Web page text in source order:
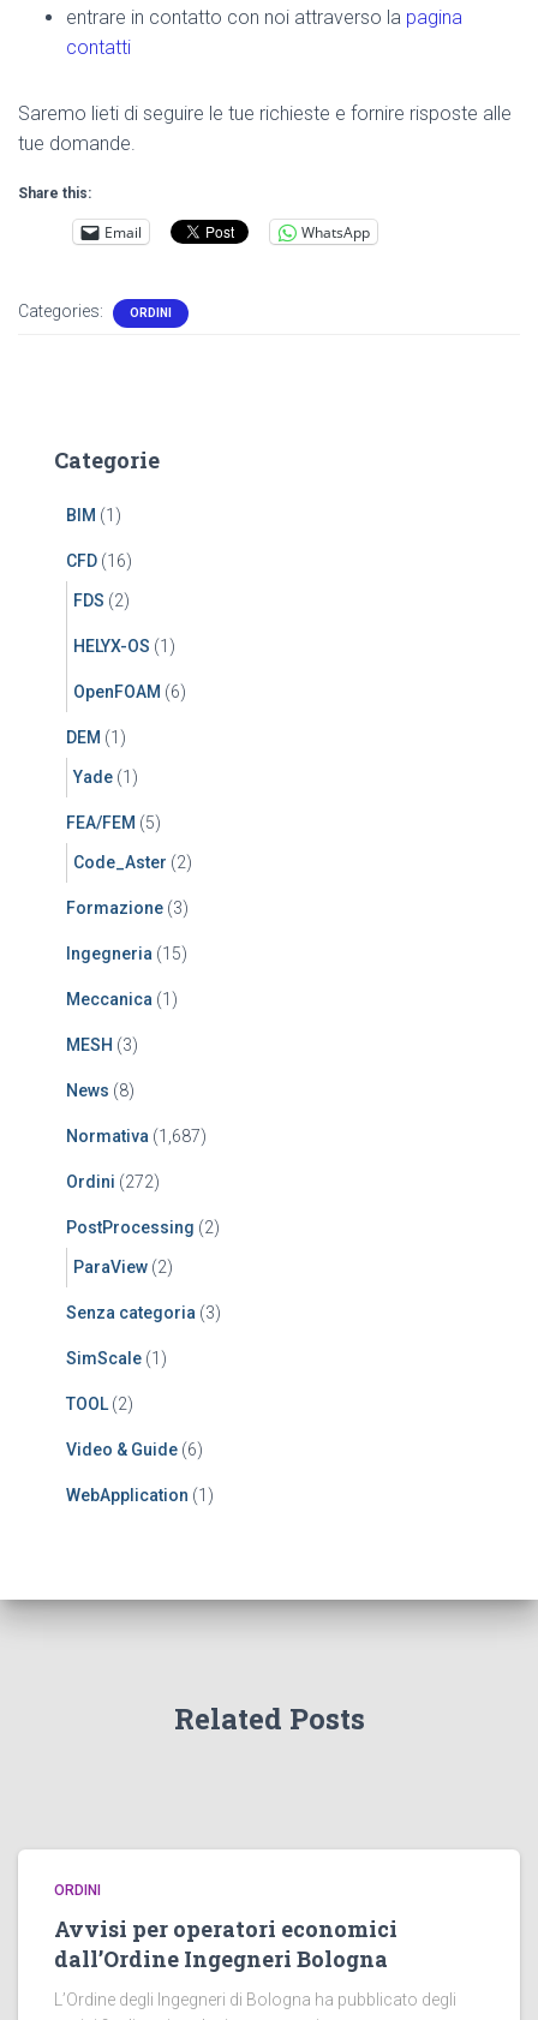
entrare in contatto con noi attraverso la pagina
contatti
Saremo lieti di seguire le tue richieste e fornire risposte alle
tue domande.
Share this:
Email WhatsApp
Categories: ORDINI
Categorie
BIM (1)
CFD (16)
FDS (2)
HELYX-OS (1)
OpenFOAM (6)
DEM (1)
Yade (1)
FEA/FEM (5)
Code_Aster (2)
Formazione (3)
Ingegneria (15)
Meccanica (1)
MESH (3)
News (8)
Normativa (1,687)
Ordini (272)
PostProcessing (2)
ParaView (2)
Senza categoria (3)
SimScale (1)
TOOL (2)
Video & Guide (6)
WebApplication (1)
Related Posts
ORDINI
Avvisi per operatori economici
dall’Ordine Ingegneri Bologna
L’Ordine degli Ingegneri di Bologna ha pubblicato degli